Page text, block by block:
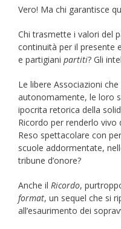
Vero! Ma chi garantisce
Chi trasmette i valori del
continuità per il presente
e partigiani partiti? Gli
Le libere Associazioni che
autonomamente, le loro
ipocrita retorica della
Ricordo per renderlo vivo
Reso spettacolare con
scuole addormentate,
tribune d’onore?
Anche il Ricordo,
format, un sequel che si
all’esaurimento dei